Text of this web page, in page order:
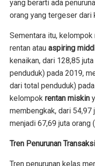
yang berarti ada
orang yang tergeser dari
Sementara itu,
rentan atau aspiring
kenaikan, dari 128,85
penduduk) pada 2019,
dari total penduduk)
kelompok rentan miskin
membengkak, dari 54,97
menjadi 67,69 juta orang
Tren Penurunan
Tren penurunan kelas